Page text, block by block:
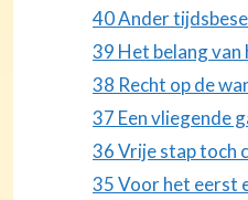
40 Ander
39 Het belang van
38 Recht op de
37 Een vliegende
36 Vrije stap toch
35 Voor het eerst